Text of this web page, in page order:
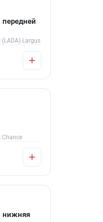
передней
(LADA) Largus
Chance
нижняя